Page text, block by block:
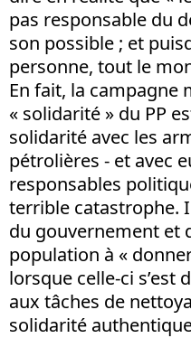
pas responsable du
son possible ; et
personne, tout le
En fait, la campagne
« solidarité » du PP
solidarité avec les
pétrolières - et avec
responsables
terrible catastrophe.
du gouvernement et
population à «
lorsque celle-ci s’est
aux tâches de
solidarité